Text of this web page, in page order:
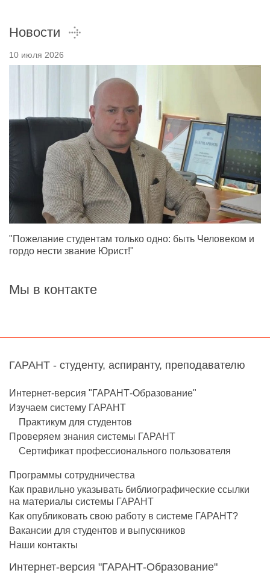
Новости
10 июля 2026
"Пожелание студентам только одно: быть Человеком и
гордо нести звание Юрист!"
Мы в контакте
ГАРАНТ - студенту, аспиранту, преподавателю
Интернет-версия "ГАРАНТ-Образование"
Изучаем систему ГАРАНТ
Практикум для студентов
Проверяем знания системы ГАРАНТ
Сертификат профессионального пользователя
Программы сотрудничества
Как правильно указывать библиографические ссылки
на материалы системы ГАРАНТ
Как опубликовать свою работу в системе ГАРАНТ?
Вакансии для студентов и выпускников
Наши контакты
Интернет-версия "ГАРАНТ-Образование"